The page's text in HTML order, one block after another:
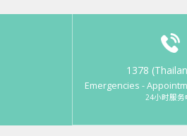
1378
Emergencies -
24小时服务